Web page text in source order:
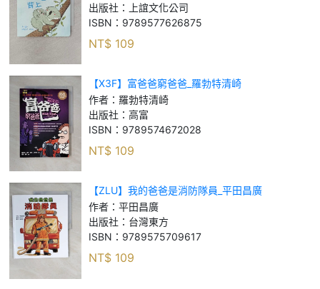
出版社：
上誼文化公司
ISBN： 9789577626875
NT$ 109
【X3F】富爸爸窮爸爸_羅勃特清崎
作者： 羅勃特清崎
出版社： 高富
ISBN： 9789574672028
NT$ 109
【ZLU】我的爸爸是消防隊員_平田昌廣
作者： 平田昌廣
出版社： 台灣東方
ISBN： 9789575709617
NT$ 109